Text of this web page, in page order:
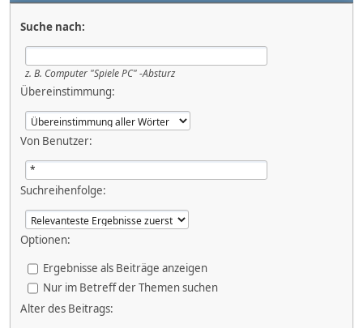
Suche nach:
z. B. Computer "Spiele PC" -Absturz
Übereinstimmung:
Von Benutzer:
Suchreihenfolge:
Optionen:
Ergebnisse als Beiträge anzeigen
Nur im Betreff der Themen suchen
Alter des Beitrags: